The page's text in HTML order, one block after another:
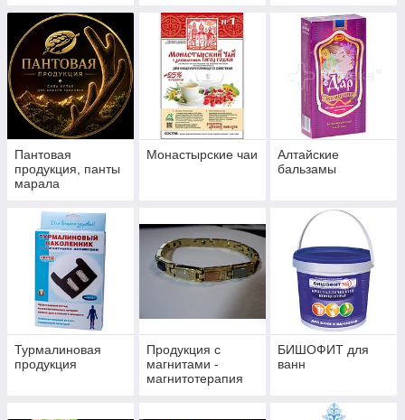
Пантовая
продукция, панты
марала
Монастырские чаи
Алтайские
бальзамы
Турмалиновая
продукция
Продукция с
магнитами -
магнитотерапия
БИШОФИТ для
ванн